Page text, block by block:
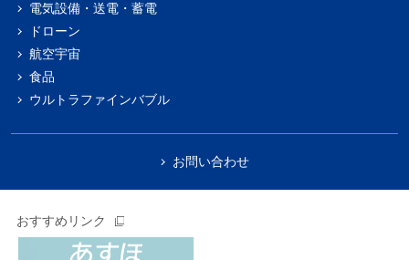
電気設備・送電・蓄電
ドローン
航空宇宙
食品
ウルトラファインバブル
お問い合わせ
おすすめリンク